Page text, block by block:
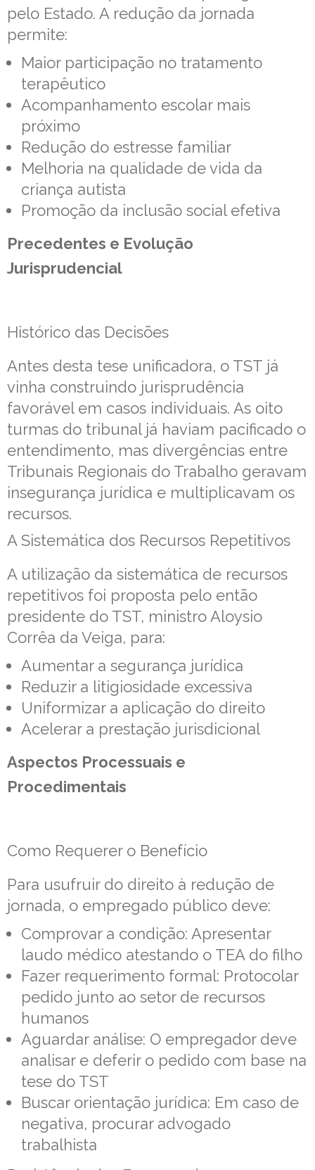
pelo Estado. A redução da jornada
permite:
Maior participação no tratamento
terapêutico
Acompanhamento escolar mais
próximo
Redução do estresse familiar
Melhoria na qualidade de vida da
criança autista
Promoção da inclusão social efetiva
Precedentes e Evolução
Jurisprudencial
Histórico das Decisões
Antes desta tese unificadora, o TST já
vinha construindo jurisprudência
favorável em casos individuais. As oito
turmas do tribunal já haviam pacificado o
entendimento, mas divergências entre
Tribunais Regionais do Trabalho geravam
insegurança jurídica e multiplicavam os
recursos.
A Sistemática dos Recursos Repetitivos
A utilização da sistemática de recursos
repetitivos foi proposta pelo então
presidente do TST, ministro Aloysio
Corrêa da Veiga, para:
Aumentar a segurança jurídica
Reduzir a litigiosidade excessiva
Uniformizar a aplicação do direito
Acelerar a prestação jurisdicional
Aspectos Processuais e
Procedimentais
Como Requerer o Benefício
Para usufruir do direito à redução de
jornada, o empregado público deve:
Comprovar a condição: Apresentar
laudo médico atestando o TEA do filho
Fazer requerimento formal: Protocolar
pedido junto ao setor de recursos
humanos
Aguardar análise: O empregador deve
analisar e deferir o pedido com base na
tese do TST
Buscar orientação jurídica: Em caso de
negativa, procurar advogado
trabalhista